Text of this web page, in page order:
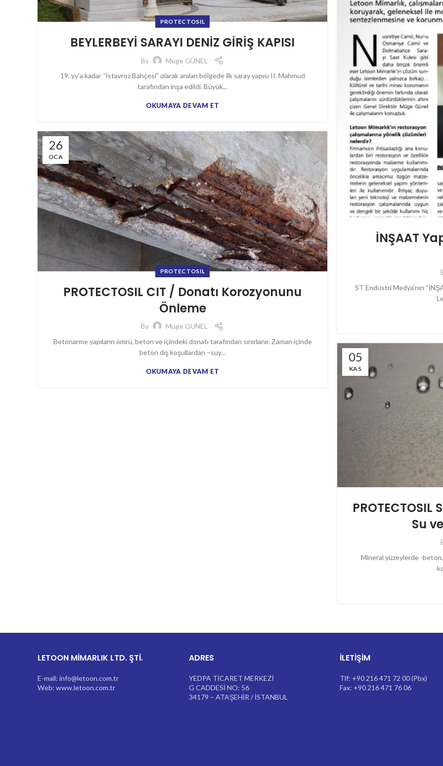
PROTECTOSIL
BEYLERBEYİ SARAYI DENİZ GİRİŞ KAPISI
By
Muge GÜNEL
19. yy’a kadar “İstavroz Bahçesi” olarak anılan bölgede ilk saray yapısı II. Mahmud
tarafından inşa edildi. Büyük...
OKUMAYA DEVAM ET
İNŞAAT
ST Endüstri Medya’nın
26
OCA
PROTECTOSIL
PROTECTOSIL CIT / Donatı Korozyonunu
Önleme
By
Muge GÜNEL
Betonarme yapıların ömrü, beton ve içindeki donatı tarafından sınırlanır. Zaman içinde
beton dış koşullardan –suy...
OKUMAYA DEVAM ET
05
KAS
Su
Mineral yüzeylerde -beton,
LETOON MİMARLIK LTD. ŞTİ.
E-mail: info@letoon.com.tr
Web: www.letoon.com.tr
ADRES
YEDPA TİCARET MERKEZİ
G CADDESİ NO: 56
34179 – ATAŞEHİR / İSTANBUL
İLETIŞIM
Tlf: +90 216 471 72 00 (Pbx)
Fax: +90 216 471 76 06